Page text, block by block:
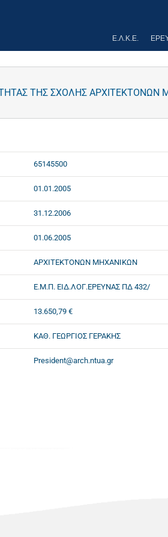
Ε.Λ.Κ.Ε.
ΤΗΣ ΣΧΟΛΗΣ ΑΡΧΙΤΕΚΤΟΝΩΝ
65145500
01.01.2005
31.12.2006
01.06.2005
ΑΡΧΙΤΕΚΤΟΝΩΝ ΜΗΧΑΝΙΚΩΝ
Ε.Μ.Π. ΕΙΔ.ΛΟΓ.ΕΡΕΥΝΑΣ ΠΔ 432/
13.650,79 €
ΚΑΘ. ΓΕΩΡΓΙΟΣ ΓΕΡΑΚΗΣ
President@arch.ntua.gr